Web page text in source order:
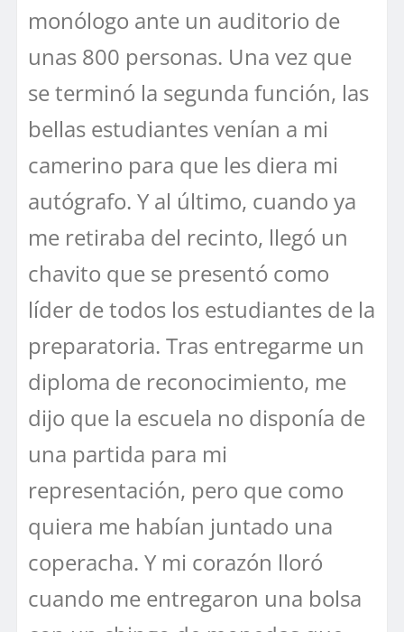
monólogo ante un auditorio de
unas 800 personas. Una vez que
se terminó la segunda función, las
bellas estudiantes venían a mi
camerino para que les diera mi
autógrafo. Y al último, cuando ya
me retiraba del recinto, llegó un
chavito que se presentó como
líder de todos los estudiantes de la
preparatoria. Tras entregarme un
diploma de reconocimiento, me
dijo que la escuela no disponía de
una partida para mi
representación, pero que como
quiera me habían juntado una
coperacha. Y mi corazón lloró
cuando me entregaron una bolsa